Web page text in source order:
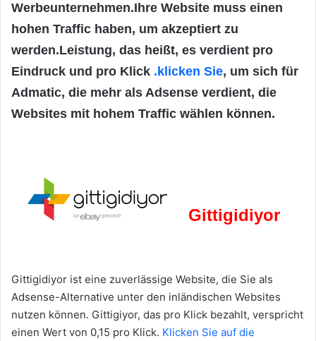
Werbeunternehmen.Ihre Website muss einen
hohen Traffic haben, um akzeptiert zu
werden.Leistung, das heißt, es verdient pro
Eindruck und pro Klick .klicken Sie, um sich für
Admatic, die mehr als Adsense verdient, die
Websites mit hohem Traffic wählen können.
Gittigidiyor
Gittigidiyor ist eine zuverlässige Website, die Sie als
Adsense-Alternative unter den inländischen Websites
nutzen können. Gittigiyor, das pro Klick bezahlt, verspricht
einen Wert von 0,15 pro Klick. Klicken Sie auf die